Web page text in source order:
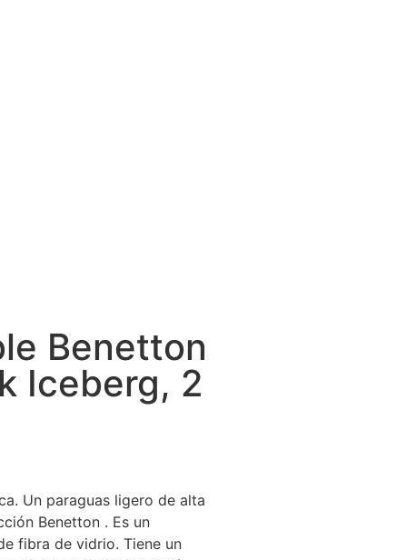
Benetton
Iceberg, 2
Un paraguas ligero de alta
Benetton . Es un
fibra de vidrio. Tiene un